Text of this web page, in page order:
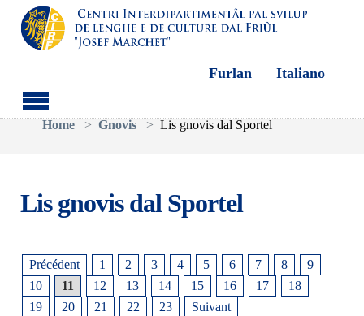
Aller au contenu principal
Furlan Italiano
Vous êtes ici:
Home
Gnovis Lis gnovis dal Sportel
Lis gnovis dal Sportel
Précédent 1 2 3 4 5 6 7 8
9
10
11 12 13 14 15 16 17
18
19
20 21 22 23 Suivant